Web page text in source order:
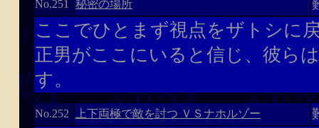
No.251 秘密の場所
ここでひとまず視点をザトシに
正男がここにいると信じ、彼ら
す。
No.252 上下両極で敵を討つ ＶＳナホルゾー